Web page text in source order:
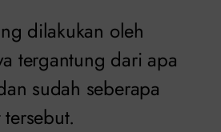
dilakukan oleh
tergantung dari apa
sudah seberapa